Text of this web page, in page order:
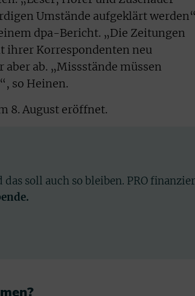
Umstände aufgeklärt
dpa-Bericht. „Die Zeitungen
ihrer Korrespondenten neu
ab. „Missstände müssen
so Heinen.
8. August eröffnet.
soll auch so bleiben. PRO